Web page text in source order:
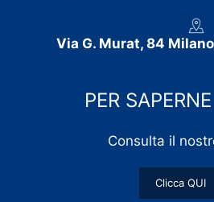
Via G. Murat, 84
PER
Consulta il
Clicca QUI